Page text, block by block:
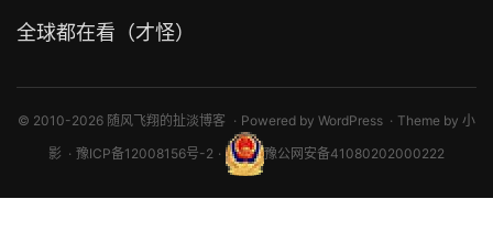
全球都在看（才怪）
© 2010-2026 随风飞翔的扯淡博客 Powered by WordPress Theme by 小
影
豫ICP备12008156号-2 豫公网安备41080202000222